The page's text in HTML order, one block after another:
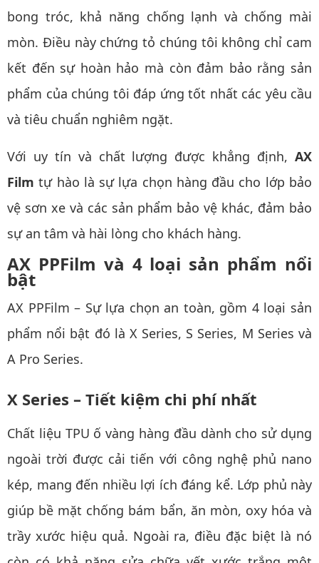
bong tróc, khả năng chống lạnh và chống mài
mòn. Điều này chứng tỏ chúng tôi không chỉ cam
kết đến sự hoàn hảo mà còn đảm bảo rằng sản
phẩm của chúng tôi đáp ứng tốt nhất các yêu cầu
và tiêu chuẩn nghiêm ngặt.
Với uy tín và chất lượng được khẳng định, AX
Film tự hào là sự lựa chọn hàng đầu cho lớp bảo
vệ sơn xe và các sản phẩm bảo vệ khác, đảm bảo
sự an tâm và hài lòng cho khách hàng.
AX PPFilm và 4 loại sản phẩm nổi
bật
AX PPFilm – Sự lựa chọn an toàn, gồm 4 loại sản
phẩm nổi bật đó là X Series, S Series, M Series và
A Pro Series.
X Series – Tiết kiệm chi phí nhất
Chất liệu TPU ố vàng hàng đầu dành cho sử dụng
ngoài trời được cải tiến với công nghệ phủ nano
kép, mang đến nhiều lợi ích đáng kể. Lớp phủ này
giúp bề mặt chống bám bẩn, ăn mòn, oxy hóa và
trầy xước hiệu quả. Ngoài ra, điều đặc biệt là nó